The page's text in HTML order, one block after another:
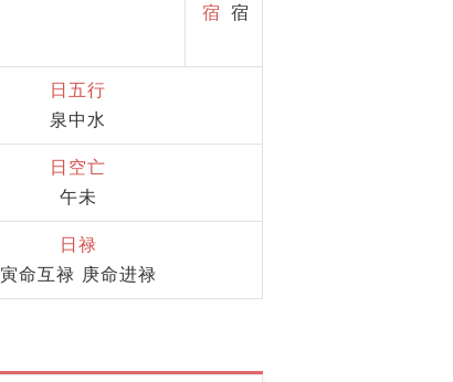
宿 宿
日五行
泉中水
日空亡
午未
日禄
寅命互禄 庚命进禄